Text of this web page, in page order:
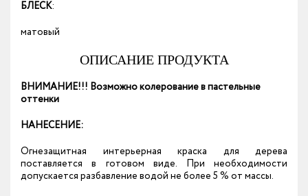
БЛЕСК:
матовый
ОПИСАНИЕ ПРОДУКТА
ВНИМАНИЕ!!! Возможно колерование в пастельные
оттенки
НАНЕСЕНИЕ:
Огнезащитная интерьерная краска для дерева
поставляется в готовом виде. При необходимости
допускается разбавление водой не более 5 % от массы.